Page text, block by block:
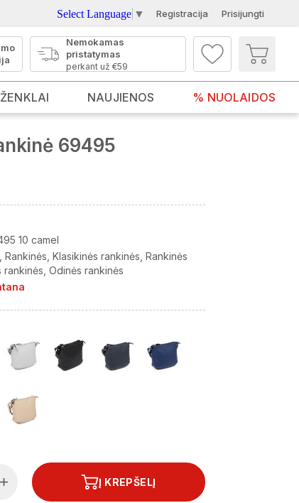
Select Language ▼ Registracija Prisijungti
Nemokamas
pristatymas
perkant už €59
NAUJIENOS % NUOLAIDOS
69495
10 camel
Rankinės Klasikinės rankinės Rankinės
rankinės Odinės rankinės
Į KREPŠELĮ